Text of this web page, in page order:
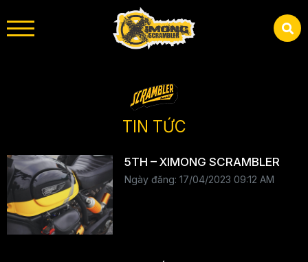
TIN TỨC
5TH – XIMONG SCRAMBLER
Ngày đăng: 17/04/2023 09:12 AM